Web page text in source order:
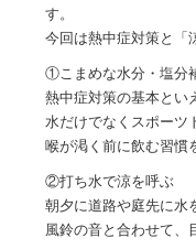
す。
今回は熱中症対策と「
①こまめな水分・塩分
熱中症対策の基本とい
水だけでなくスポーツ
喉が渇く前に飲む習慣
②打ち水で涼を呼ぶ
朝夕に道路や庭先に水
風鈴の音と合わせて、